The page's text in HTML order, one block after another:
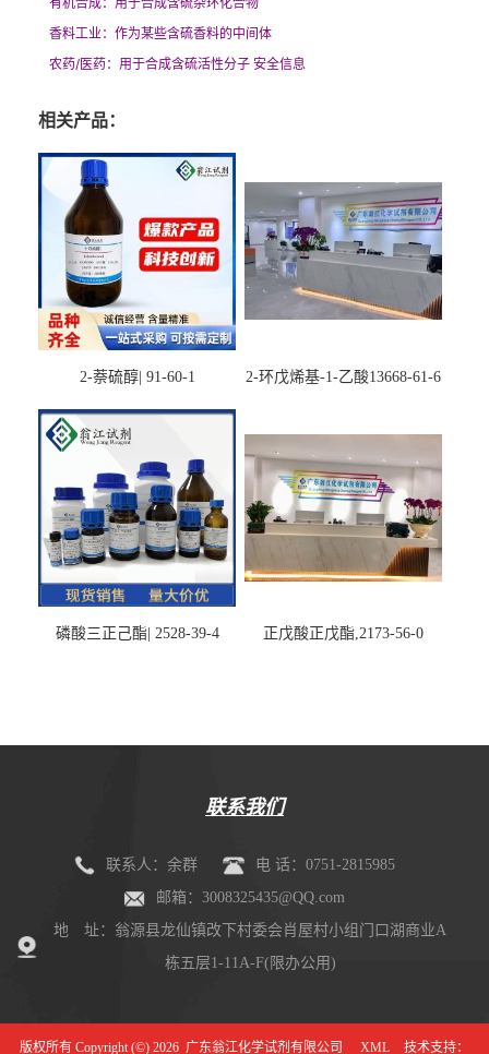
香料工业：作为某些含硫香料的中间体
农药/医药：用于合成含硫活性分子 安全信息
相关产品：
2-萘硫醇| 91-60-1 2-环戊烯基-1-乙酸13668-61-6
磷酸三正己酯| 2528-39-4 正戊酸正戊酯,2173-56-0
联系我们
联系人：余群
电 话：0751-2815985
邮箱：3008325435@QQ.com
地 址：翁源县龙仙镇改下村委会肖屋村小组门口湖商业A
栋五层1-11A-F(限办公用)
版权所有 Copyright (©) 2026 广东翁江化学试剂有限公司 XML 技术支持：